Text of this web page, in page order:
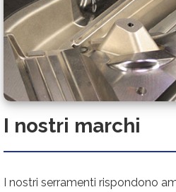
I nostri marchi
I nostri serramenti rispondono